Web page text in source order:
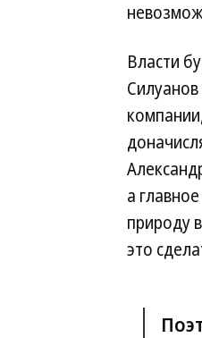
Власти
а
природу
это